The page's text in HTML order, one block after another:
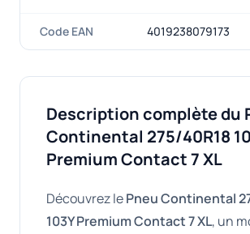
Code EAN 4019238079173
Description complète du
Continental 275/40R18
Premium Contact 7 XL
Découvrez lePneu Continental
103Y Premium Contact 7 XL, un